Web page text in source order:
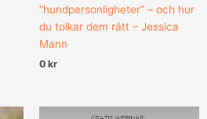
“hundpersonligheter” – och hur
du tolkar dem rätt – Jessica
Mann
0 kr